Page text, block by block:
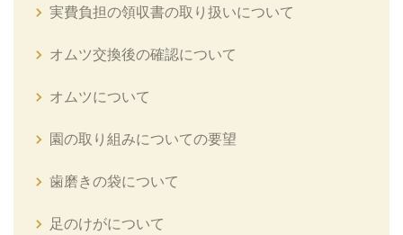
実費負担の領収書の取り扱いについて
オムツ交換後の確認について
オムツについて
園の取り組みについての要望
歯磨きの袋について
足のけがについて